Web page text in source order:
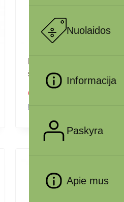
Nuolaidos
Informacija
Paskyra
Apie mus
šinšiloms 300g